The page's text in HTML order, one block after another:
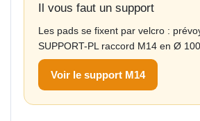
Il vous faut un support
Les pads se fixent par velcro :
SUPPORT-PL raccord M14 en Ø 100
Voir le support M14